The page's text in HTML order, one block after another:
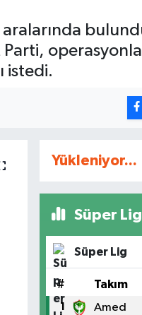
aralarında
istedi.
Yükleniyor...
Süper
Süper Lig
# Takım
1 Amed